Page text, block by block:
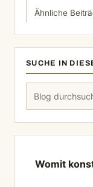
Ähnliche
SUCHE IN
Suchen
Womit